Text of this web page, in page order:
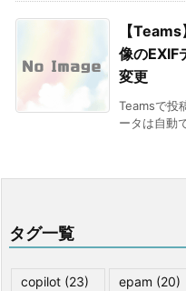
【
像のEXIF
変更
Teamsで投
ータは自動
タグ一覧
copilot (23) epam (20)